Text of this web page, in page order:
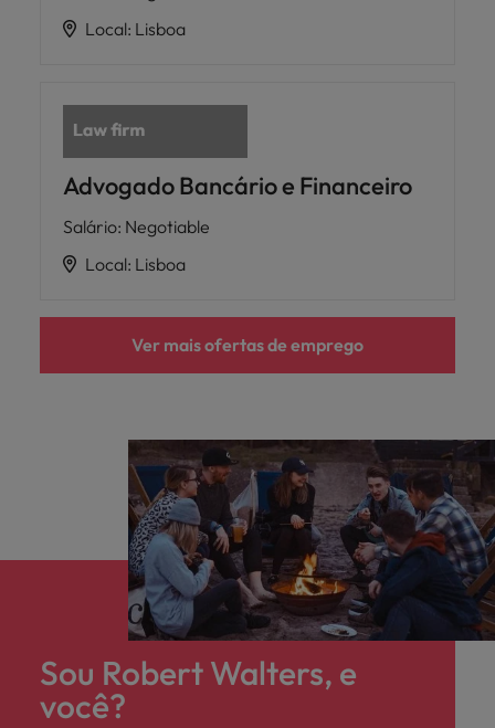
Local: Lisboa
Advogado Bancário e Financeiro
Salário: Negotiable
Local: Lisboa
Ver mais ofertas de emprego
Sou Robert Walters, e
você?